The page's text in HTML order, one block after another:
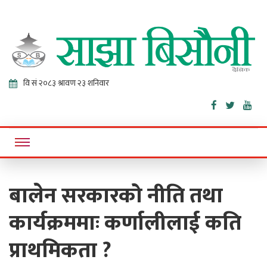
Sajha
Bisaunee
Online News Portal
बालेन सरकारको नीति तथा
कार्यक्रममाः कर्णालीलाई कति
प्राथमिकता ?